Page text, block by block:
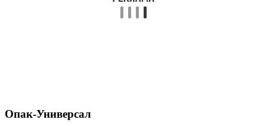
Опак-Универсал